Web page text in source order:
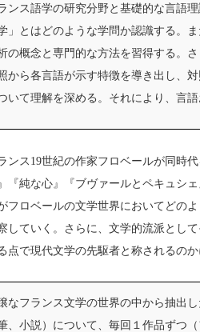
ンス語学の研究分野と基礎的な言語
」とはどのような学問か認識する。
の概念と専門的な方法を習得する。
から各言語が示す特徴を導き出し、
いて理解を深める。それにより、言
ンス19世紀の作家フロベールが同時
『純な心』『ブヴァールとペキュシ
フロベールの文学世界においてどの
していく。さらに、文学的流派とし
点で現代文学の先駆者と称されるの
なフランス文学の世界の中から抽出
、小説）について、毎回１作品ずつ